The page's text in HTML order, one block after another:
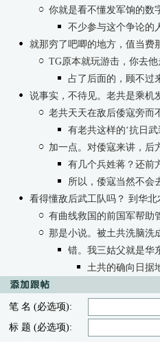
你就是看不懂发军饷的数
不少参与这个争论的
就那穷了吧唧的地方，值当费
TG原本就玩游击，你去
占了后面的，顾不过
说事实，不待见。老共是乘机
老共天天在敌后倭寇旁而
有老共这样的‘抗日
加一点。对倭寇来讲，后
有几个兵姓蒋？还前
所以，倭寇当然不会
看得懂敌后武工队吗？ 到华
有曲线救国的前国军帮助
那是小说。被土共洗脑洗
错。我三姑父就是华
土共的确向日据
笔 名 (必选项):
标 题 (必选项):